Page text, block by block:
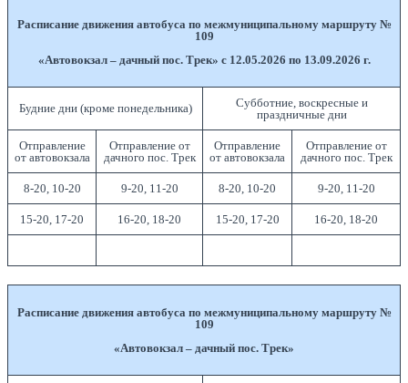
Расписание движения автобуса по межмуниципальному маршруту №
109
«Автовокзал – дачный пос. Трек» с 12.05.2026 по 13.09.2026 г.
Будние дни (кроме понедельника)
Субботние, воскресные и
праздничные дни
Отправление
от автовокзала
Отправление от
дачного пос. Трек
Отправление
от автовокзала
Отправление от
дачного пос. Трек
8-20, 10-20 9-20, 11-20 8-20, 10-20 9-20, 11-20
15-20, 17-20 16-20, 18-20 15-20, 17-20 16-20, 18-20
Расписание движения автобуса по межмуниципальному маршруту №
109
«Автовокзал – дачный пос. Трек»